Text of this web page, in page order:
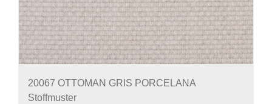
20067 OTTOMAN GRIS PORCELANA
Stoffmuster